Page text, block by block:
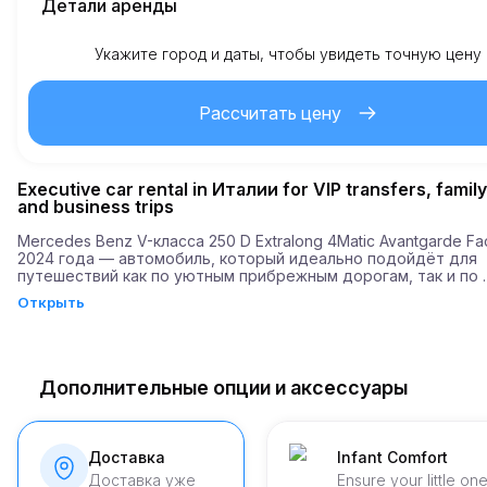
Детали аренды
Включено км
Минимальный возраст
Депозит
Укажите город и даты, чтобы увидеть точную цену
Рассчитать цену
Executive car rental in Италии for VIP transfers,
and business trips
Mercedes Benz V-класса 250 D Extralong 4Matic Avantgarde
2024 года — автомобиль, который идеально подойдёт для
путешествий как по уютным прибрежным дорогам, так и по
характеристиккам, он гаратирует непревзойдённый
Открыть
Дополнительные опции и аксессуары
Доставка
Доставка уже
Infant Comfort
Ensure your little